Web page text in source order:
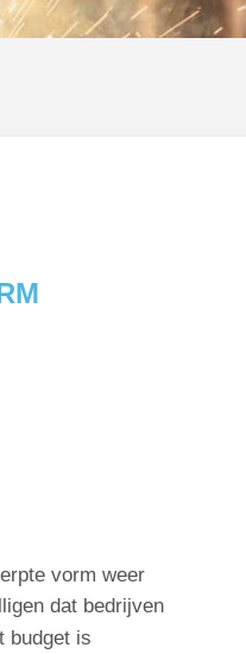
vorm weer
dat bedrijven
budget is